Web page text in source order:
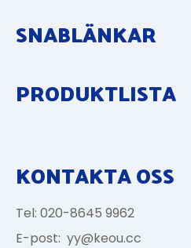
SNABLÄNKAR
PRODUKTLISTA
KONTAKTA OSS
Tel: 020-8645 9962
E-post: yy@keou.cc